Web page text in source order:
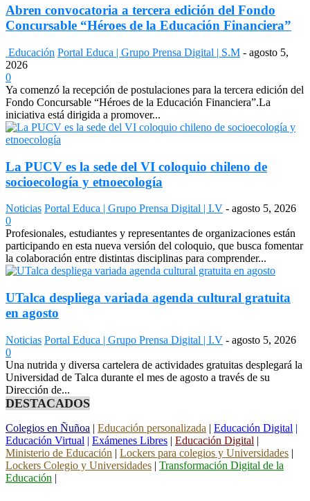
Abren convocatoria a tercera edición del Fondo
Concursable “Héroes de la Educación Financiera”
Educación Portal Educa | Grupo Prensa Digital | S.M - agosto 5,
2026
0
Ya comenzó la recepción de postulaciones para la tercera edición del
Fondo Concursable “Héroes de la Educación Financiera”.La
iniciativa está dirigida a promover...
La PUCV es la sede del VI coloquio chileno de
socioecología y etnoecología
Noticias Portal Educa | Grupo Prensa Digital | I.V - agosto 5, 2026
0
Profesionales, estudiantes y representantes de organizaciones están
participando en esta nueva versión del coloquio, que busca fomentar
la colaboración entre distintas disciplinas para comprender...
UTalca despliega variada agenda cultural gratuita
en agosto
Noticias Portal Educa | Grupo Prensa Digital | I.V - agosto 5, 2026
0
Una nutrida y diversa cartelera de actividades gratuitas desplegará la
Universidad de Talca durante el mes de agosto a través de su
Dirección de...
DESTACADOS
Colegios en Ñuñoa | Educación personalizada | Educación Digital |
Educación Virtual | Exámenes Libres | Educación Digital |
Ministerio de Educación | Lockers para colegios y Universidades |
Lockers Colegio y Universidades | Transformación Digital de la
Educación |